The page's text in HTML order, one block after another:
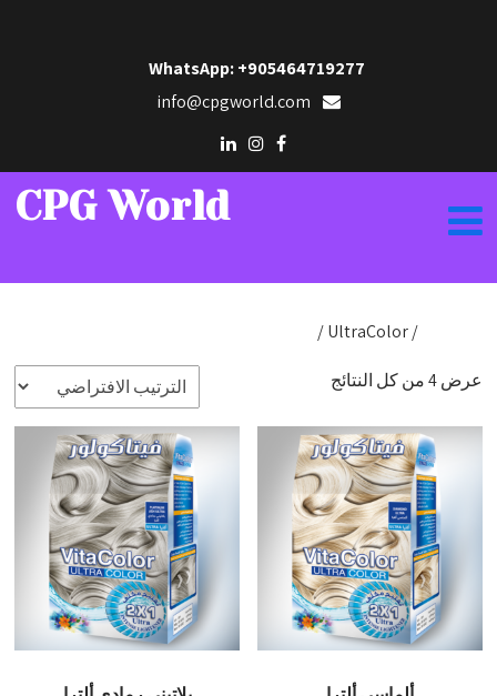
WhatsApp: +905464719277
CPG World
/
/ UltraColor
عرض ⁦4⁩ من كل النتائج